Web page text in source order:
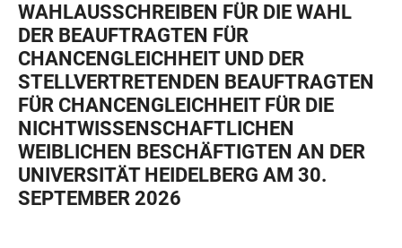
WAHLAUSSCHREIBEN FÜR DIE WAHL
DER BEAUFTRAGTEN FÜR
CHANCENGLEICHHEIT UND DER
STELLVERTRETENDEN BEAUFTRAGTEN
FÜR CHANCENGLEICHHEIT FÜR DIE
NICHTWISSENSCHAFTLICHEN
WEIBLICHEN BESCHÄFTIGTEN AN DER
UNIVERSITÄT HEIDELBERG AM 30.
SEPTEMBER 2026